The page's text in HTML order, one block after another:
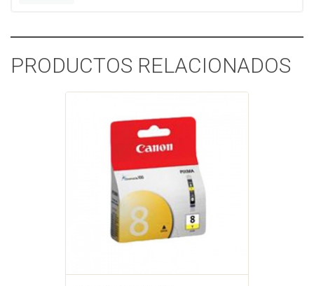
PRODUCTOS RELACIONADOS